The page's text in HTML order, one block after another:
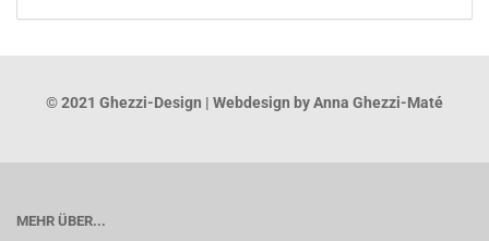
© 2021 Ghezzi-Design | Webdesign by Anna Ghezzi-Maté
MEHR ÜBER...